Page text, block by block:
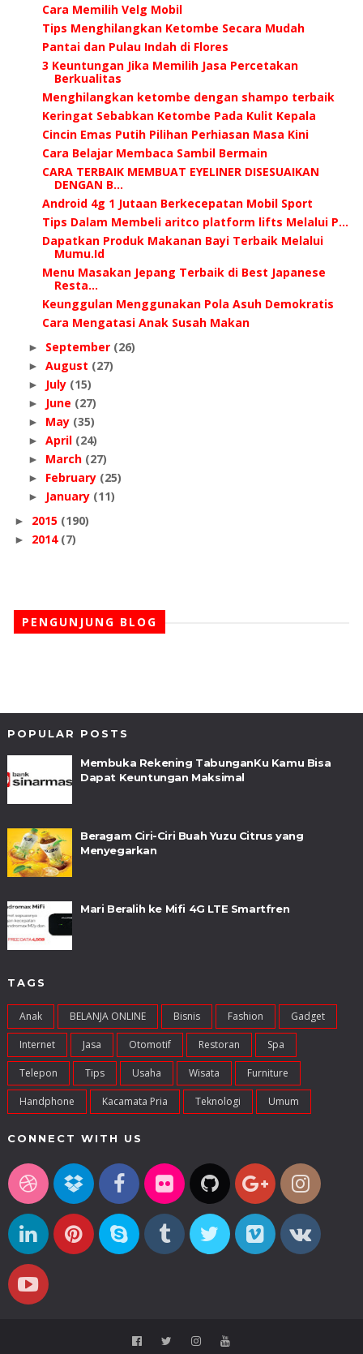
Cara Memilih Velg Mobil
Tips Menghilangkan Ketombe Secara Mudah
Pantai dan Pulau Indah di Flores
3 Keuntungan Jika Memilih Jasa Percetakan
Berkualitas
Menghilangkan ketombe dengan shampo terbaik
Keringat Sebabkan Ketombe Pada Kulit Kepala
Cincin Emas Putih Pilihan Perhiasan Masa Kini
Cara Belajar Membaca Sambil Bermain
CARA TERBAIK MEMBUAT EYELINER DISESUAIKAN
DENGAN B...
Android 4g 1 Jutaan Berkecepatan Mobil Sport
Tips Dalam Membeli aritco platform lifts Melalui P...
Dapatkan Produk Makanan Bayi Terbaik Melalui
Mumu.Id
Menu Masakan Jepang Terbaik di Best Japanese
Resta...
Keunggulan Menggunakan Pola Asuh Demokratis
Cara Mengatasi Anak Susah Makan
► September (26)
► August (27)
► July (15)
► June (27)
► May (35)
► April (24)
► March (27)
► February (25)
► January (11)
► 2015 (190)
► 2014 (7)
PENGUNJUNG BLOG
POPULAR POSTS
Membuka Rekening TabunganKu Kamu Bisa
Dapat Keuntungan Maksimal
Beragam Ciri-Ciri Buah Yuzu Citrus yang
Menyegarkan
Mari Beralih ke Mifi 4G LTE Smartfren
TAGS
Anak BELANJA ONLINE Bisnis Fashion Gadget
Internet Jasa Otomotif Restoran Spa
Telepon Tips Usaha Wisata Furniture
Handphone Kacamata Pria Teknologi Umum
CONNECT WITH US